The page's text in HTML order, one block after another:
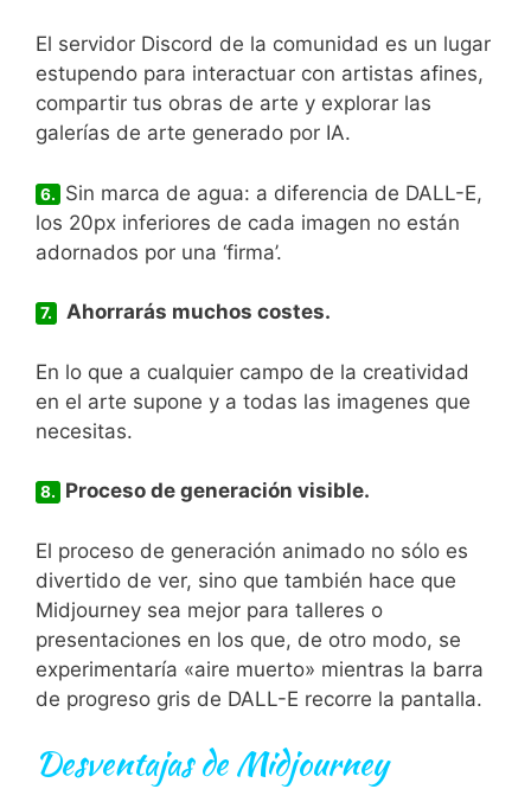
El servidor Discord de la comunidad es un lugar
estupendo para interactuar con artistas afines,
compartir tus obras de arte y explorar las
galerías de arte generado por IA.
6.
Sin marca de agua: a diferencia de DALL-E,
los 20px inferiores de cada imagen no están
adornados por una ‘firma’.
7. Ahorrarás muchos costes.
En lo que a cualquier campo de la creatividad
en el arte supone y a todas las imagenes que
necesitas.
8. Proceso de generación visible.
El proceso de generación animado no sólo es
divertido de ver, sino que también hace que
Midjourney sea mejor para talleres o
presentaciones en los que, de otro modo, se
experimentaría «aire muerto» mientras la barra
de progreso gris de DALL-E recorre la pantalla.
Desventajas de Midjourney